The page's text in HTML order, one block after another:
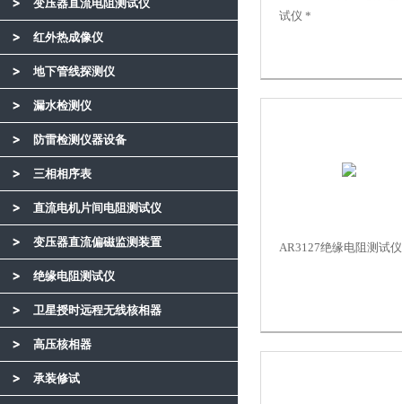
变压器直流电阻测试仪
红外热成像仪
地下管线探测仪
漏水检测仪
防雷检测仪器设备
三相相序表
直流电机片间电阻测试仪
变压器直流偏磁监测装置
绝缘电阻测试仪
卫星授时远程无线核相器
高压核相器
承装修试
试仪 *
AR3127绝缘电阻测试